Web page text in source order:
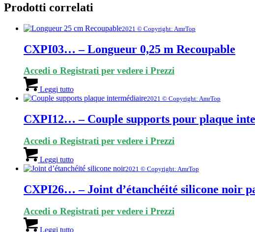
Prodotti correlati
2021 © Copyright: AmrTop
CXPI03… – Longueur 0,25 m Recoupable
Accedi o Registrati per vedere i Prezzi
Leggi tutto
2021 © Copyright: AmrTop
CXPI12… – Couple supports pour plaque
Accedi o Registrati per vedere i Prezzi
Leggi tutto
2021 © Copyright: AmrTop
CXPI26… – Joint d’étanchéité silicone noir
Accedi o Registrati per vedere i Prezzi
Leggi tutto